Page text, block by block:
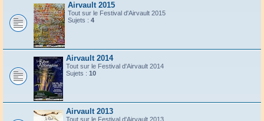
Airvault 2015
Tout sur le Festival d'Airvault 2015
Sujets : 4
Airvault 2014
Tout sur le Festival d'Airvault 2014
Sujets : 10
Airvault 2013
Tout sur le Festival d'Airvault 2013